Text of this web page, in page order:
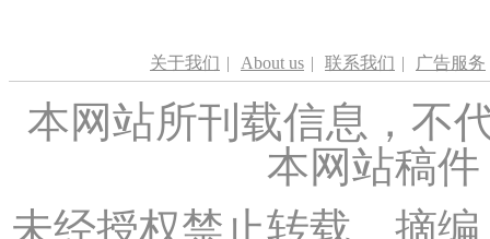
关于我们 | About us | 联系我们 | 广告服务
本网站所刊载信息，不
本网站稿
未经授权禁止转载、摘